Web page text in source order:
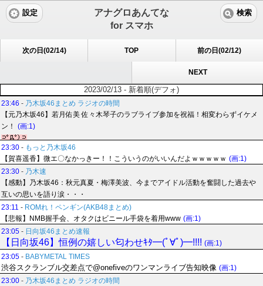
アナグロあんてな
for スマホ
設定 検索
次の日(02/14) TOP 前の日(02/12)
NEXT
2023/02/13 - 新着順(デフォ)
23:46 - 乃木坂46まとめ ラジオの時間
【元乃木坂46】若月佑美 佐々木琴子のラブライブ参加を祝福！相変わらずイケメ
ン！
(画:1)
23:30 - もっと乃木坂46
【賀喜遥香】微エ〇なかっきー！！こういうのがいいんだよｗｗｗｗｗ (画:1)
23:30 - 乃木速
【感動】乃木坂46：秋元真夏・梅澤美波、今までアイドル活動を奮闘した過去や
互いの思いを語り涙・・・
23:11 - ROMれ！ペンギン(AKB48まとめ)
【悲報】NMB握手会、オタクはビニール手袋を着用www (画:1)
23:05 - 日向坂46まとめ速報
【日向坂46】恒例の嬉しい匂わせｷﾀ━(ﾟ∀ﾟ)━!!!! (画:1)
23:05 - BABYMETAL TIMES
渋谷スクランブル交差点で@​onefiveのワンマンライブ告知映像 (画:1)
23:00 - 乃木坂46まとめ ラジオの時間